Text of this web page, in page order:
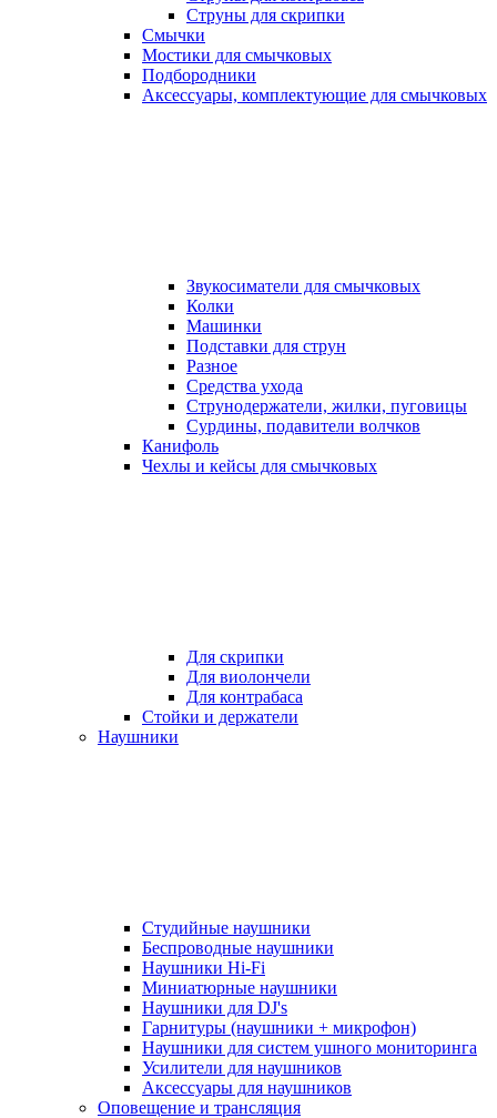
Струны для скрипки
Смычки
Мостики для смычковых
Подбородники
Аксеcсуары, комплектующие для смычковых
Звукосиматели для смычковых
Колки
Машинки
Подставки для струн
Разное
Средства ухода
Струнодержатели, жилки, пуговицы
Сурдины, подавители волчков
Канифоль
Чехлы и кейсы для смычковых
Для скрипки
Для виолончели
Для контрабаса
Стойки и держатели
Наушники
Студийные наушники
Беспроводные наушники
Наушники Hi-Fi
Миниатюрные наушники
Наушники для DJ's
Гарнитуры (наушники + микрофон)
Наушники для систем ушного мониторинга
Усилители для наушников
Аксессуары для наушников
Оповещение и трансляция